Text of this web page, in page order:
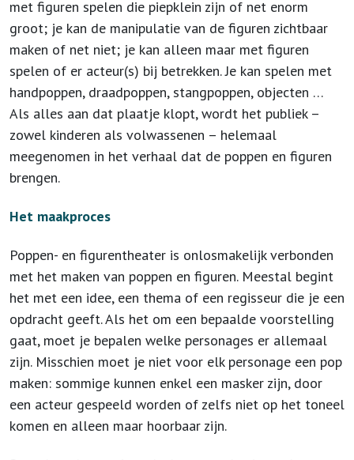
met figuren spelen die piepklein zijn of net enorm
groot; je kan de manipulatie van de figuren zichtbaar
maken of net niet; je kan alleen maar met figuren
spelen of er acteur(s) bij betrekken. Je kan spelen met
handpoppen, draadpoppen, stangpoppen, objecten …
Als alles aan dat plaatje klopt, wordt het publiek –
zowel kinderen als volwassenen – helemaal
meegenomen in het verhaal dat de poppen en figuren
brengen.
Het maakproces
Poppen- en figurentheater is onlosmakelijk verbonden
met het maken van poppen en figuren. Meestal begint
het met een idee, een thema of een regisseur die je een
opdracht geeft. Als het om een bepaalde voorstelling
gaat, moet je bepalen welke personages er allemaal
zijn. Misschien moet je niet voor elk personage een pop
maken: sommige kunnen enkel een masker zijn, door
een acteur gespeeld worden of zelfs niet op het toneel
komen en alleen maar hoorbaar zijn.